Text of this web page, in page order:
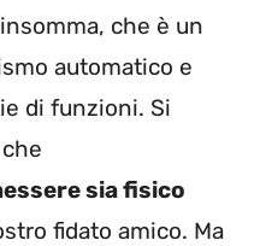
che è un
automatico e
di funzioni. Si
sia fisico
fidato amico. Ma